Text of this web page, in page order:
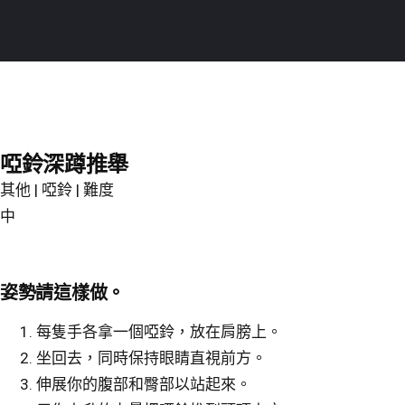
main(繁
啞鈴深蹲推舉
其他 | 啞鈴 | 難度
中
姿勢請這樣做。
每隻手各拿一個啞鈴，放在肩膀上。
坐回去，同時保持眼睛直視前方。
伸展你的腹部和臀部以站起來。